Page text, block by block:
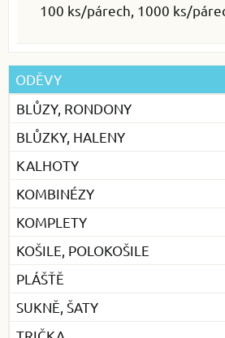
100 ks/párech, 1000 ks/
ODĚVY
BLŮZY, RONDONY
BLŮZKY, HALENY
KALHOTY
KOMBINÉZY
KOMPLETY
KOŠILE, POLOKOŠILE
PLÁŠŤĚ
SUKNĚ, ŠATY